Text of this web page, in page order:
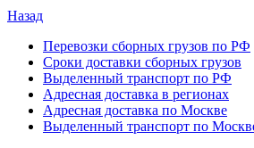
Назад
Перевозки сборных грузов по РФ
Сроки доставки сборных грузов
Выделенный транспорт по РФ
Адресная доставка в регионах
Адресная доставка по Москве
Выделенный транспорт по